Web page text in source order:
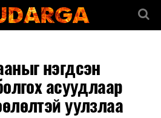
нэгдсэн
асуудлаар
уулзлаа